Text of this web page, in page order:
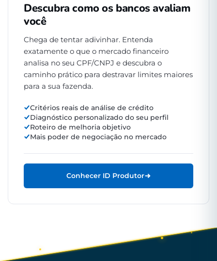
Descubra como os bancos avaliam
você
Chega de tentar adivinhar. Entenda
exatamente o que o mercado financeiro
analisa no seu CPF/CNPJ e descubra o
caminho prático para destravar limites maiores
para a sua fazenda.
Critérios reais de análise de crédito
Diagnóstico personalizado do seu perfil
Roteiro de melhoria objetivo
Mais poder de negociação no mercado
Conhecer ID Produtor